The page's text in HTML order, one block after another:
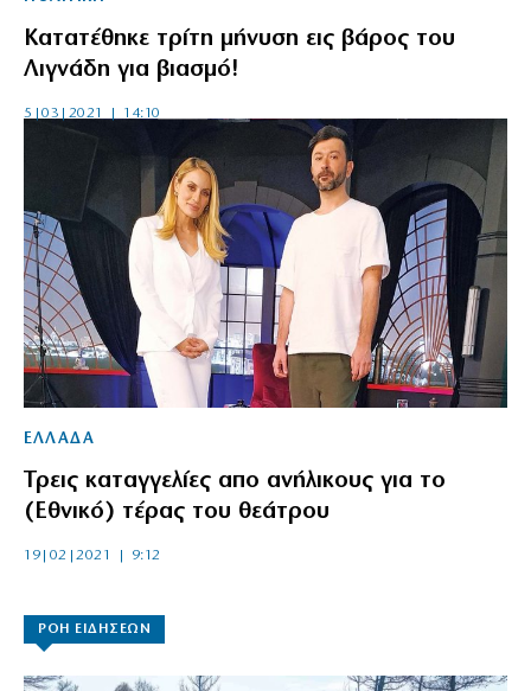
Κατατέθηκε τρίτη μήνυση εις βάρος του
Λιγνάδη για βιασμό!
5|03|2021 | 14:10
ΕΛΛΑΔΑ
Τρεις καταγγελίες απο ανήλικους για το
(Εθνικό) τέρας του θεάτρου
19|02|2021 | 9:12
ΡΟΗ ΕΙΔΗΣΕΩΝ